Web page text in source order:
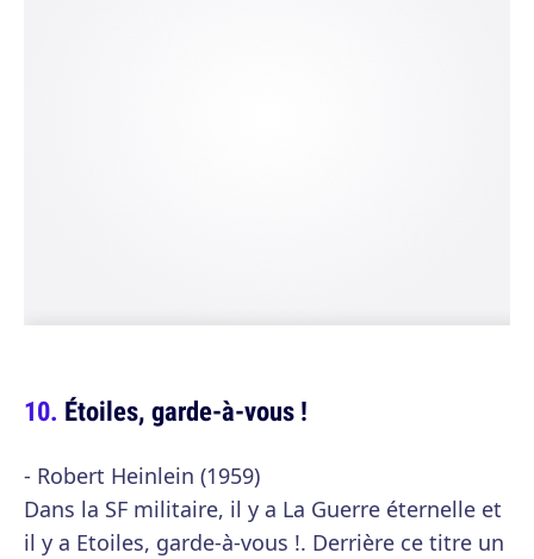
Étoiles, garde-à-vous !
- Robert Heinlein (1959)
Dans la SF militaire, il y a La Guerre éternelle et
il y a Etoiles, garde-à-vous !. Derrière ce titre un